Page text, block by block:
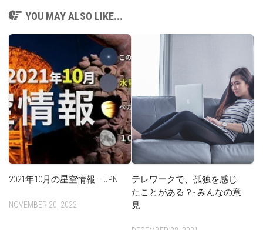
YOU MAY ALSO LIKE...
2021年10月の星空情報 – JPN
NOVEMBER 20, 2022
テレワークで、孤独を感じ
たことがある？- みんなの意
見